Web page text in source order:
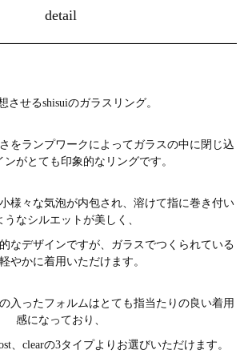
detail
させるshisuiのガラスリング。
をランプワークによってガラスの中に閉じ込
ンがとても印象的なリングです。
様々な気泡が内包され、溶けて指に巻き付い
うなシルエットが美しく、
なデザインですが、ガラスでつくられている
やかに着用いただけます。
入ったフォルムはとても指当たりの良い着用
感になっており、
、clearの3タイプよりお選びいただけます。